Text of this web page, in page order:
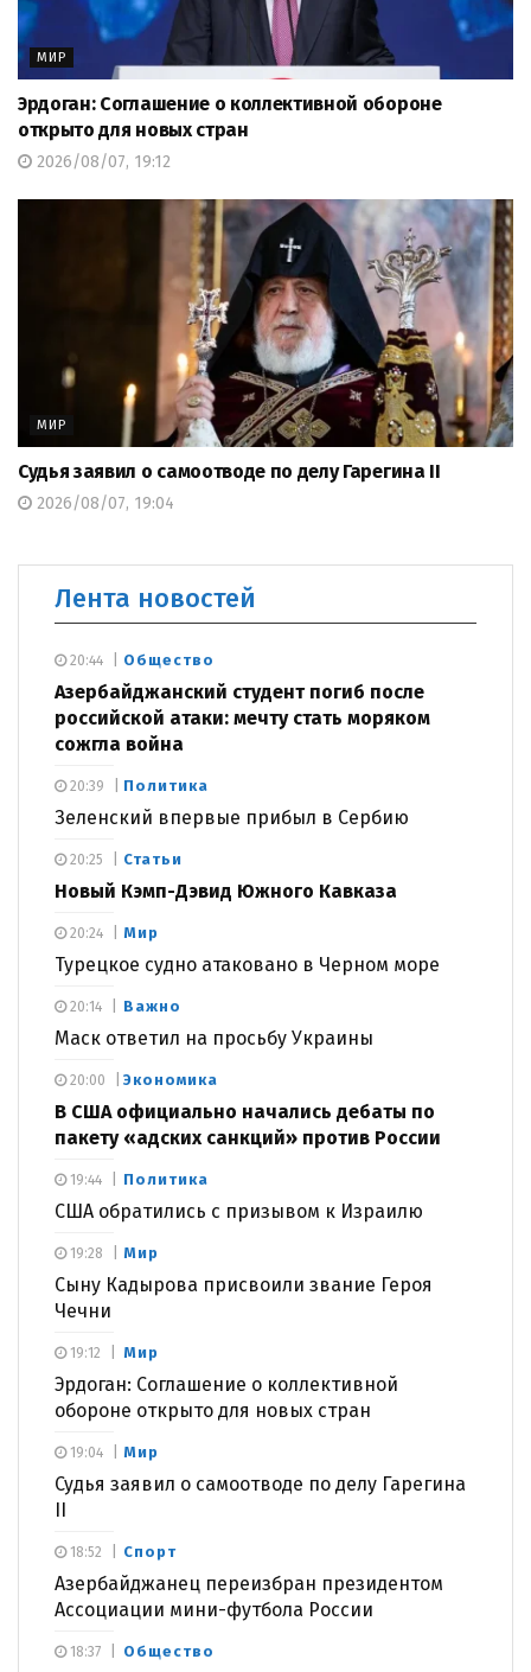
МИР
Эрдоган: Соглашение о коллективной обороне
открыто для новых стран
2026/08/07, 19:12
МИР
Судья заявил о самоотводе по делу Гарегина II
2026/08/07, 19:04
Лента новостей
Общество
Азербайджанский студент погиб после
российской атаки: мечту стать моряком
сожгла война
20:44
Политика
Зеленский впервые прибыл в Сербию
20:39
Статьи
Новый Кэмп-Дэвид Южного Кавказа
20:25
Мир
Турецкое судно атаковано в Черном море
20:24
Важно
Маск ответил на просьбу Украины
20:14
Экономика
В США официально начались дебаты по
пакету «адских санкций» против России
20:00
Политика
США обратились с призывом к Израилю
19:44
Мир
Сыну Кадырова присвоили звание Героя
Чечни
19:28
Мир
Эрдоган: Соглашение о коллективной
обороне открыто для новых стран
19:12
Мир
Судья заявил о самоотводе по делу Гарегина
19:04
Спорт
Азербайджанец переизбран президентом
Ассоциации мини-футбола России
18:52
Общество
18:37